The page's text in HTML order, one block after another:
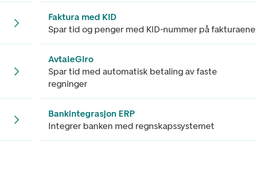
Faktura med KID
Spar tid og penger med KID-nummer på fakturaene
AvtaleGiro
Spar tid med automatisk betaling av faste
regninger
Bankintegrasjon ERP
Integrer banken med regnskapssystemet